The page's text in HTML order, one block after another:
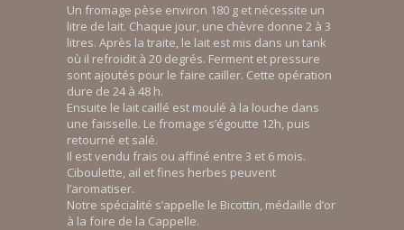
Un fromage pèse environ 180 g et nécessite un
litre de lait. Chaque jour, une chèvre donne 2 à 3
litres. Après la traite, le lait est mis dans un tank
où il refroidit à 20 degrés. Ferment et pressure
sont ajoutés pour le faire cailler. Cette opération
dure de 24 à 48 h.
Ensuite le lait caillé est moulé à la louche dans
une faisselle. Le fromage s’égoutte 12h, puis
retourné et salé.
Il est vendu frais ou affiné entre 3 et 6 mois.
Ciboulette, ail et fines herbes peuvent
l’aromatiser.
Notre spécialité s’appelle le Bicottin, médaille d’or
à la foire de la Cappelle.